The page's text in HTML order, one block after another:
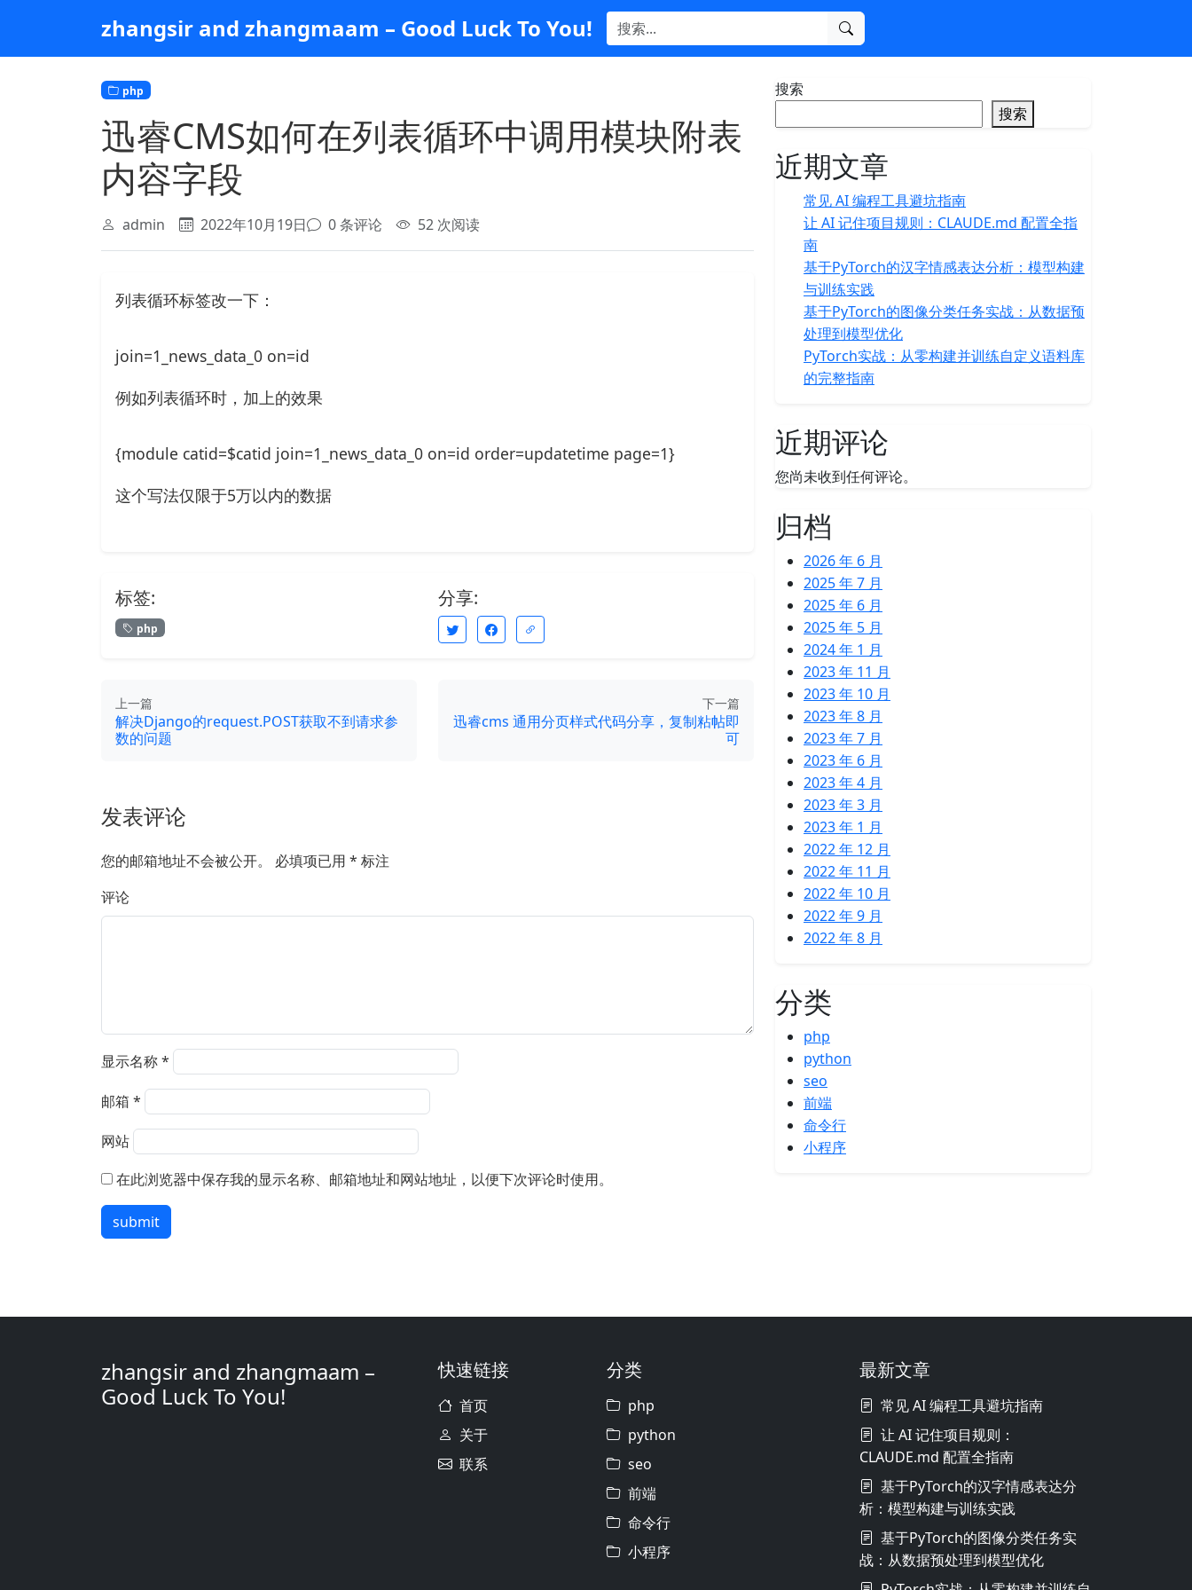
主
zhangsir and zhangmaam – Good Luck To You!
搜索
php
迅睿CMS如何在列表循环中调用模块附表
内容字段
admin 2022年10月19日 0 条评论 52 次阅读
列表循环标签改一下：
join=1_news_data_0 on=id
例如列表循环时，加上的效果
{module catid=$catid join=1_news_data_0 on=id order=updatetime page=1}
这个写法仅限于5万以内的数据
标签:
php
分享:
上一篇
解决Django的request.POST获取不到请求参
数的问题
下一篇
迅睿cms 通用分页样式代码分享，复制粘帖即
可
发表评论
您的邮箱地址不会被公开。 必填项已用 * 标注
评论
显示名称*
邮箱 *
网站
在此浏览器中保存我的显示名称、邮箱地址和网站地址，以便下次评论时使用。
submit
搜索
搜索
近期文章
常见 AI 编程工具避坑指南
让 AI 记住项目规则：CLAUDE.md 配置全指
南
基于PyTorch的汉字情感表达分析：模型构建
与训练实践
基于PyTorch的图像分类任务实战：从数据预
处理到模型优化
PyTorch实战：从零构建并训练自定义语料库
的完整指南
近期评论
您尚未收到任何评论。
归档
2026 年 6 月
2025 年 7 月
2025 年 6 月
2025 年 5 月
2024 年 1 月
2023 年 11 月
2023 年 10 月
2023 年 8 月
2023 年 7 月
2023 年 6 月
2023 年 4 月
2023 年 3 月
2023 年 1 月
2022 年 12 月
2022 年 11 月
2022 年 10 月
2022 年 9 月
2022 年 8 月
分类
php
python
seo
前端
命令行
小程序
zhangsir and zhangmaam –
Good Luck To You!
快速链接
首页
关于
联系
分类
php
python
seo
前端
命令行
小程序
最新文章
常见 AI 编程工具避坑指南
让 AI 记住项目规则：
CLAUDE.md 配置全指南
基于PyTorch的汉字情感表达分
析：模型构建与训练实践
基于PyTorch的图像分类任务实
战：从数据预处理到模型优化